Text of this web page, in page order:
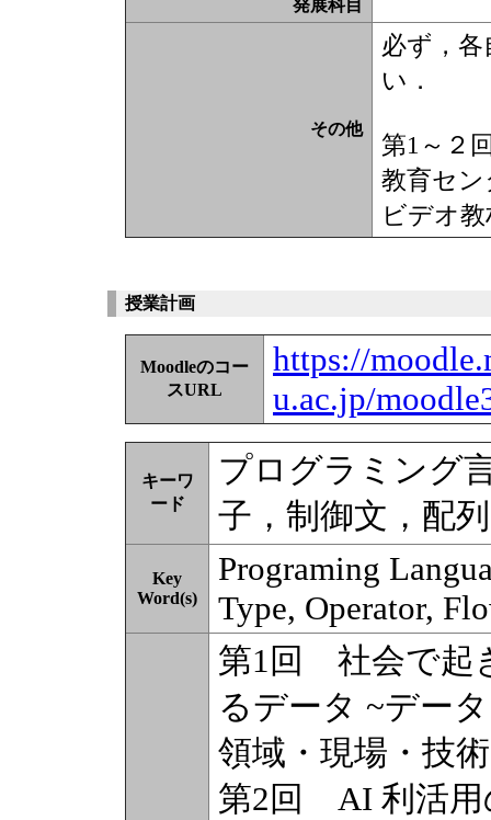
発展科目
その他
必ず，
い．
第1～２
教育セン
ビデオ
授業計画
Moodleのコー
スURL
https://
u.ac.jp/
キーワ
ード
プログラミング
子，制御文，配
Key
Word(s)
Programing
Type, Operator,
第1回 社会で起
るデータ ~デー
領域・現場・技術
第2回 AI 利活用